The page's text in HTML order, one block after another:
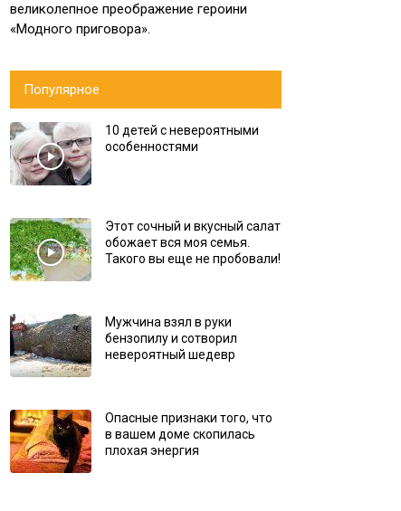
великолепное преображение героини
«Модного приговора».
Популярное
10 детей с невероятными
особенностями
Этот сочный и вкусный салат
обожает вся моя семья.
Такого вы еще не пробовали!
Мужчина взял в руки
бензопилу и сотворил
невероятный шедевр
Опасные признаки того, что
в вашем доме скопилась
плохая энергия